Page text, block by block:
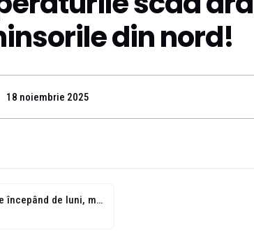
din nord!
18 noiembrie 2025
ANM: Vremea se răceşte începând de luni, mai întâi în nord şi...